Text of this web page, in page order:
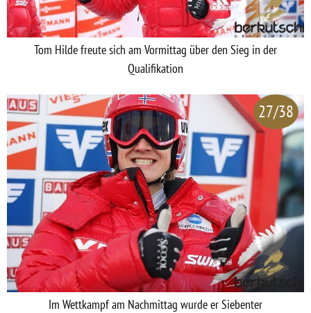
Tom Hilde freute sich am Vormittag über den Sieg in der
Qualifikation
27/38
Im Wettkampf am Nachmittag wurde er Siebenter